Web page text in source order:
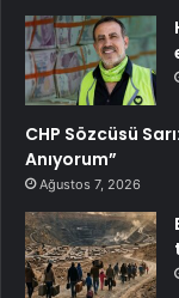
CHP Sözcüsü
Anıyorum”
Ağustos 7, 2026